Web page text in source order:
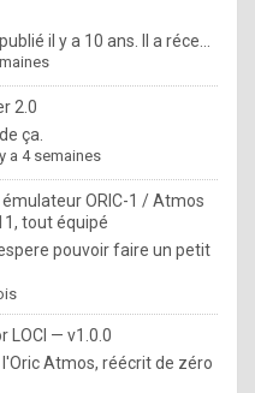
il y a 10 ans. Il a réce...
2.0
ça.
a 4 semaines
ORIC-1 / Atmos
tout équipé
pouvoir faire un petit
LOCI — v1.0.0
Atmos, réécrit de zéro